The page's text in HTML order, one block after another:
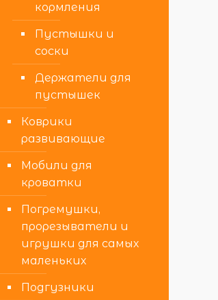
кормления
Пустышки и
соски
Держатели для
пустышек
Коврики
развивающие
Мобили для
кроватки
Погремушки,
прорезыватели и
игрушки для самых
маленьких
Подгузники